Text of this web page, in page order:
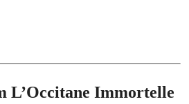
L’Occitane Immortelle